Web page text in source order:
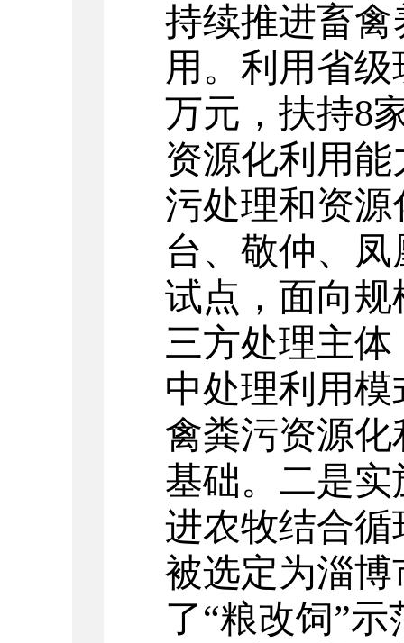
持续推进畜
用。利用省
万元，扶持8
资源化利用
污处理和资
台、敬仲、
试点，面向
三方处理主
中处理利用
禽粪污资源
基础。二是实
进农牧结合循
被选定为淄博
了“粮改饲”